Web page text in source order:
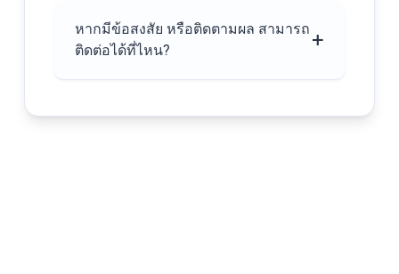
ระยะเวลาการรับประกันฯ
วันอาทิตย์ และวันหยุดนักขัตฤกษ์
หากมีข้อสงสัย หรือติดตามผล สามารถ
ติดต่อได้ที่ไหน?
+